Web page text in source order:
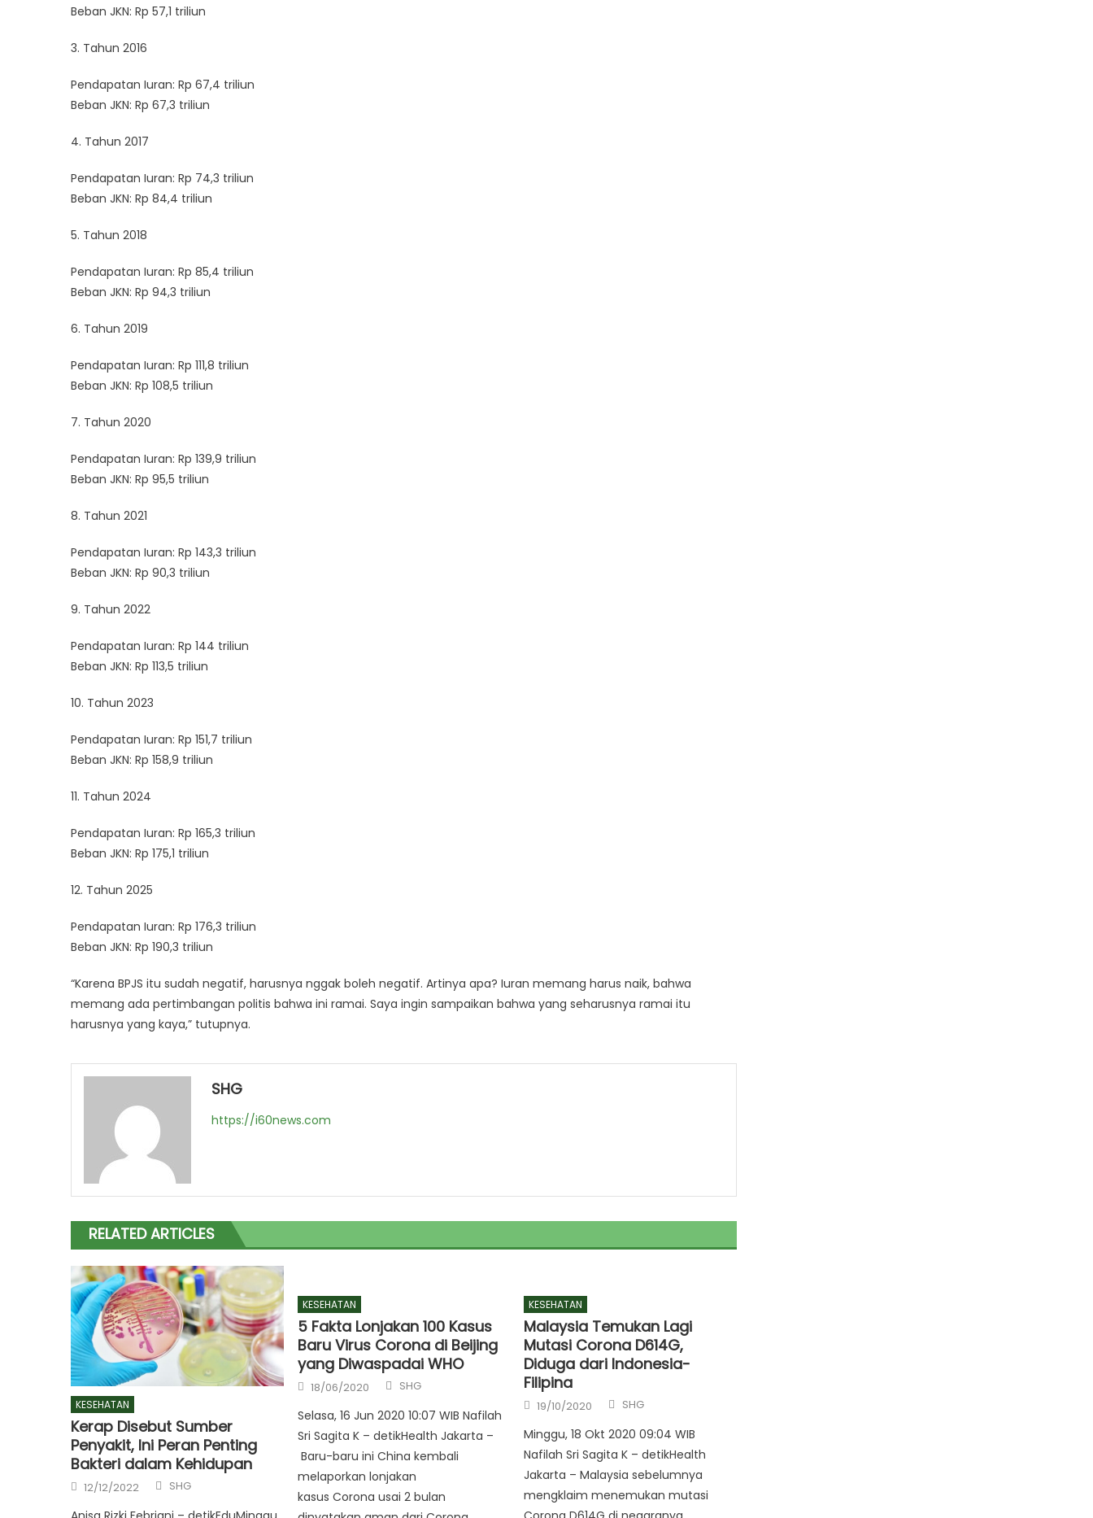
Beban JKN: Rp 57,1 triliun
3. Tahun 2016
Pendapatan Iuran: Rp 67,4 triliun
Beban JKN: Rp 67,3 triliun
4. Tahun 2017
Pendapatan Iuran: Rp 74,3 triliun
Beban JKN: Rp 84,4 triliun
5. Tahun 2018
Pendapatan Iuran: Rp 85,4 triliun
Beban JKN: Rp 94,3 triliun
6. Tahun 2019
Pendapatan Iuran: Rp 111,8 triliun
Beban JKN: Rp 108,5 triliun
7. Tahun 2020
Pendapatan Iuran: Rp 139,9 triliun
Beban JKN: Rp 95,5 triliun
8. Tahun 2021
Pendapatan Iuran: Rp 143,3 triliun
Beban JKN: Rp 90,3 triliun
9. Tahun 2022
Pendapatan Iuran: Rp 144 triliun
Beban JKN: Rp 113,5 triliun
10. Tahun 2023
Pendapatan Iuran: Rp 151,7 triliun
Beban JKN: Rp 158,9 triliun
11. Tahun 2024
Pendapatan Iuran: Rp 165,3 triliun
Beban JKN: Rp 175,1 triliun
12. Tahun 2025
Pendapatan Iuran: Rp 176,3 triliun
Beban JKN: Rp 190,3 triliun
“Karena BPJS itu sudah negatif, harusnya nggak boleh negatif. Artinya apa? Iuran memang harus naik, bahwa
memang ada pertimbangan politis bahwa ini ramai. Saya ingin sampaikan bahwa yang seharusnya ramai itu
harusnya yang kaya,” tutupnya.
SHG
https://i60news.com
RELATED ARTICLES
KESEHATAN
Kerap Disebut Sumber
Penyakit, Ini Peran Penting
Bakteri dalam Kehidupan
Posted
on
12/12/2022 Author
SHG
KESEHATAN
5 Fakta Lonjakan 100 Kasus
Baru Virus Corona di Beijing
yang Diwaspadai WHO
Posted
on
18/06/2020 Author
SHG
Selasa, 16 Jun 2020 10:07 WIB Nafilah
Sri Sagita K – detikHealth Jakarta –
Baru-baru ini China kembali
melaporkan lonjakan
kasus Corona usai 2 bulan
KESEHATAN
Malaysia Temukan Lagi
Mutasi Corona D614G,
Diduga dari Indonesia-
Filipina
Posted
on
19/10/2020 Author
SHG
Minggu, 18 Okt 2020 09:04 WIB
Nafilah Sri Sagita K – detikHealth
Jakarta – Malaysia sebelumnya
mengklaim menemukan mutasi